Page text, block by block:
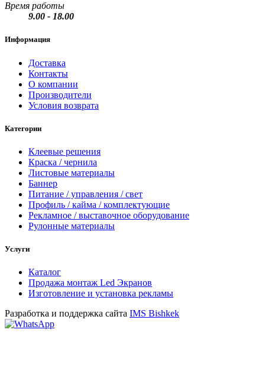
Время работы
9.00 - 18.00
Информация
Доставка
Контакты
О компании
Производители
Условия возврата
Категории
Клеевые решения
Краска / чернила
Листовые материалы
Баннер
Питание / управления / свет
Профиль / кайма / комплектующие
Рекламное / выставочное оборудование
Рулонные материалы
Услуги
Каталог
Продажа монтаж Led Экранов
Изготовление и установка рекламы
Разработка и поддержка сайта IMS Bishkek